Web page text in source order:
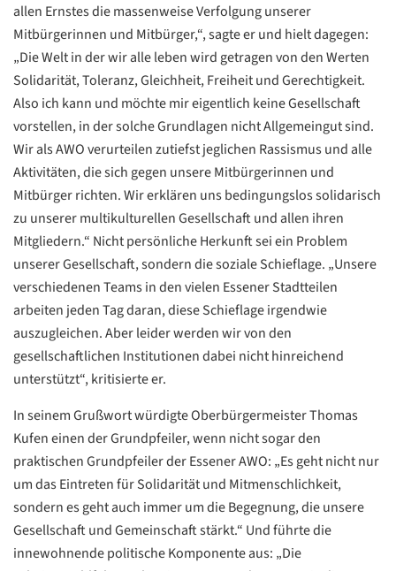
allen Ernstes die massenweise Verfolgung unserer
Mitbürgerinnen und Mitbürger,“, sagte er und hielt dagegen:
„Die Welt in der wir alle leben wird getragen von den Werten
Solidarität, Toleranz, Gleichheit, Freiheit und Gerechtigkeit.
Also ich kann und möchte mir eigentlich keine Gesellschaft
vorstellen, in der solche Grundlagen nicht Allgemeingut sind.
Wir als AWO verurteilen zutiefst jeglichen Rassismus und alle
Aktivitäten, die sich gegen unsere Mitbürgerinnen und
Mitbürger richten. Wir erklären uns bedingungslos solidarisch
zu unserer multikulturellen Gesellschaft und allen ihren
Mitgliedern.“ Nicht persönliche Herkunft sei ein Problem
unserer Gesellschaft, sondern die soziale Schieflage. „Unsere
verschiedenen Teams in den vielen Essener Stadtteilen
arbeiten jeden Tag daran, diese Schieflage irgendwie
auszugleichen. Aber leider werden wir von den
gesellschaftlichen Institutionen dabei nicht hinreichend
unterstützt“, kritisierte er.
In seinem Grußwort würdigte Oberbürgermeister Thomas
Kufen einen der Grundpfeiler, wenn nicht sogar den
praktischen Grundpfeiler der Essener AWO: „Es geht nicht nur
um das Eintreten für Solidarität und Mitmenschlichkeit,
sondern es geht auch immer um die Begegnung, die unsere
Gesellschaft und Gemeinschaft stärkt.“ Und führte die
innewohnende politische Komponente aus: „Die
Datenschutzerklärung
Datenschutzerklärung
Google
Datenschutzerklärung
Übersetzen
/